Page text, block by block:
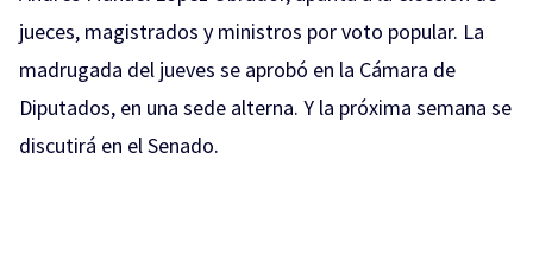
jueces, magistrados y ministros por voto popular. La
madrugada del jueves se aprobó en la Cámara de
Diputados, en una sede alterna. Y la próxima semana se
discutirá en el Senado.